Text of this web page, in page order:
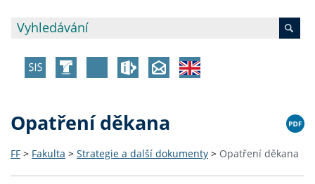
Opatření děkana
FF > Fakulta > Strategie a další dokumenty > Opatření děkana